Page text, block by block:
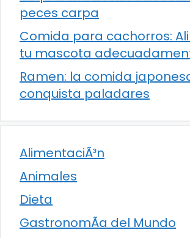
peces carpa
Comida para cachorros:
tu mascota
Ramen: la comida
conquista paladares
AlimentaciÃ³n
Animales
Dieta
GastronomÃ­a del Mundo